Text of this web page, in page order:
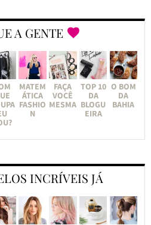
A GENTE
MATEM
ÁTICA
FASHIO
N
FAÇA
VOCÊ
MESMA
TOP 10
DA
BLOGU
EIRA
O BOM
DA
BAHIA
INCRÍVEIS JÁ